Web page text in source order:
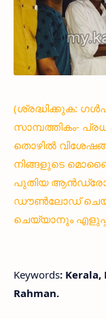
(ശ്രദ്ധിക്കുക: ഗൾഫ്
സാമ്പത്തികം-
തൊഴിൽ
നിങ്ങളുടെ
പുതിയ
ഡൗൺലോഡ്
ചെയ്യാനും
Keywords: Kerala,
Rahman.